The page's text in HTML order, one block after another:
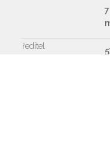
ředitel